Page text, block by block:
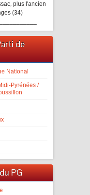
plus l'ancien
(34)
de
National
Pyrénées /
PG